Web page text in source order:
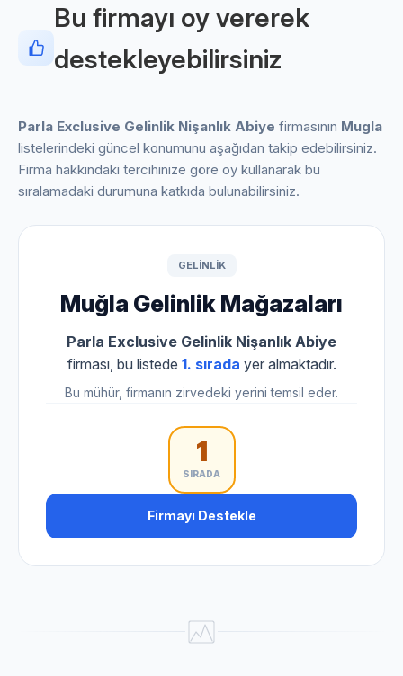
Bu firmayı oy vererek
destekleyebilirsiniz
Parla Exclusive Gelinlik Nişanlık Abiye firmasının Mugla
listelerindeki güncel konumunu aşağıdan takip edebilirsiniz.
Firma hakkındaki tercihinize göre oy kullanarak bu
sıralamadaki durumuna katkıda bulunabilirsiniz.
GELINLIK
Muğla Gelinlik Mağazaları
Parla Exclusive Gelinlik Nişanlık Abiye
firması, bu listede 1. sırada yer almaktadır.
Bu mühür, firmanın zirvedeki yerini temsil eder.
1
SIRADA
Firmayı Destekle